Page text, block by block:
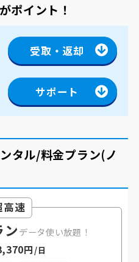
ポイント！
受取・返却
サポート
タル/料金プラン(ノ
高速
ンデータ使い放題！
円 /日